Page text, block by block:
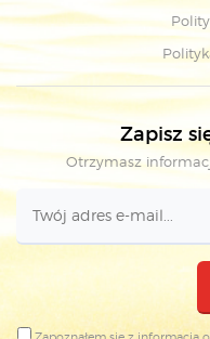
Zapisz
Otrzymasz